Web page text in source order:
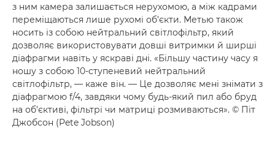
з ним камера залишається нерухомою, а між кадрами
переміщаються лише рухомі об’єкти. Метью також
носить із собою нейтральний світлофільтр, який
дозволяє використовувати довші витримки й ширші
діафрагми навіть у яскраві дні. «Більшу частину часу я
ношу з собою 10-ступеневий нейтральний
світлофільтр, — каже він. — Це дозволяє мені знімати з
діафрагмою f/4, завдяки чому будь-який пил або бруд
на об’єктиві, фільтрі чи матриці розмиваються». © Піт
Джобсон (Pete Jobson)